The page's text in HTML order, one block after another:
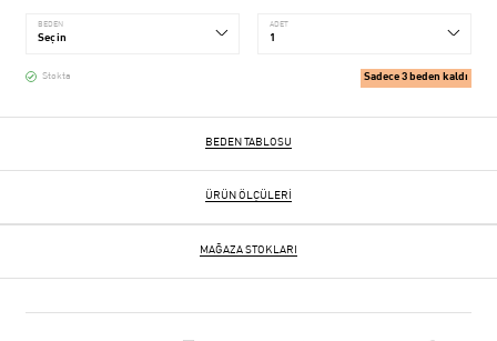
BEDEN ADET
Stokta Sadece 3 beden kaldı
BEDEN TABLOSU
ÜRÜN ÖLÇÜLERI
MAĞAZA STOKLARI